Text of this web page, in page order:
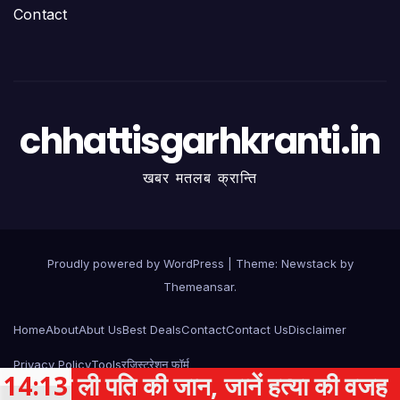
Contact
chhattisgarhkranti.in
खबर मतलब क्रान्ति
Proudly powered by WordPress Theme: Newstackby
Themeansar.
HomeAboutAbut UsBest DealsContactContact UsDisclaimer
Privacy PolicyToolsरजिस्ट्रेशन फॉर्म
पति की जान, जानें हत्या की वजह
14:13